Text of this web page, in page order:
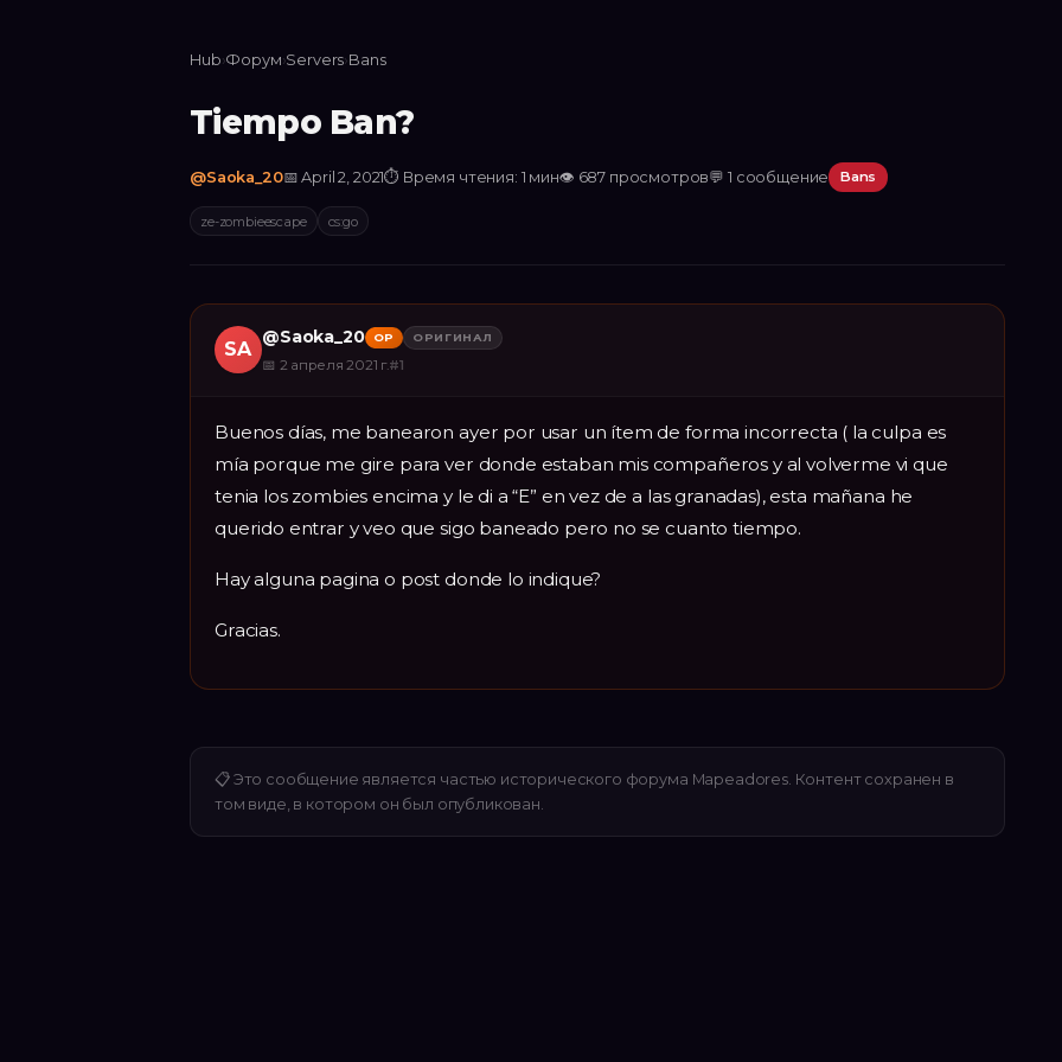
Hub›Форум›Servers›Bans
Tiempo Ban?
@Saoka_20📅April 2, 2021⏱ Время чтения: 1 мин👁 687 просмотров💬 1 сообщение Bans
ze-zombieescape cs:go
SA
@Saoka_20 OP ОРИГИНАЛ
📅 2 апреля 2021 г.#1
Buenos días, me banearon ayer por usar un ítem de forma incorrecta ( la culpa es
mía porque me gire para ver donde estaban mis compañeros y al volverme vi que
tenia los zombies encima y le di a “E” en vez de a las granadas), esta mañana he
querido entrar y veo que sigo baneado pero no se cuanto tiempo.
Hay alguna pagina o post donde lo indique?
Gracias.
📋 Это сообщение является частью исторического форума Mapeadores. Контент сохранен в
том виде, в котором он был опубликован.